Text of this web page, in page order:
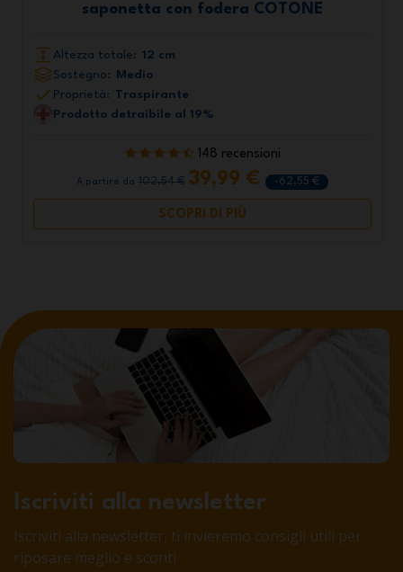
saponetta con fodera COTONE
Altezza totale: 12 cm
Sostegno: Medio
Proprietà: Traspirante
Prodotto detraibile al 19%
148 recensioni
A partire da 102,54 € 39,99 € -62,55 €
SCOPRI DI PIÙ
Iscriviti alla newsletter
Iscriviti alla newsletter, ti invieremo consigli utili per
riposare meglio e sconti